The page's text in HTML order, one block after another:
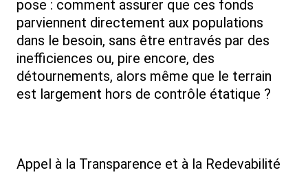
pose : comment assurer que ces fonds
parviennent directement aux populations
dans le besoin, sans être entravés par des
inefficiences ou, pire encore, des
détournements, alors même que le terrain
est largement hors de contrôle étatique ?
Appel à la Transparence et à la Redevabilité